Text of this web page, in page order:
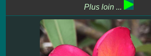
Plus loin ...